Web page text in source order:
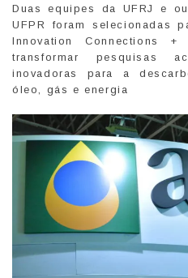
Duas equipes da UFRJ e
UFPR foram selecionadas
Innovation Connections
transformar pesquisas
inovadoras para a
óleo, gás e energia